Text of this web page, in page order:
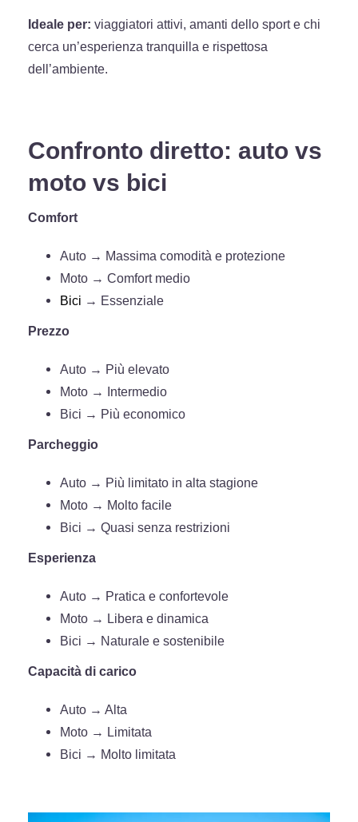
Ideale per: viaggiatori attivi, amanti dello sport e chi
cerca un’esperienza tranquilla e rispettosa
dell’ambiente.
Confronto diretto: auto vs
moto vs bici
Comfort
Auto → Massima comodità e protezione
Moto → Comfort medio
Bici → Essenziale
Prezzo
Auto → Più elevato
Moto → Intermedio
Bici → Più economico
Parcheggio
Auto → Più limitato in alta stagione
Moto → Molto facile
Bici → Quasi senza restrizioni
Esperienza
Auto → Pratica e confortevole
Moto → Libera e dinamica
Bici → Naturale e sostenibile
Capacità di carico
Auto → Alta
Moto → Limitata
Bici → Molto limitata